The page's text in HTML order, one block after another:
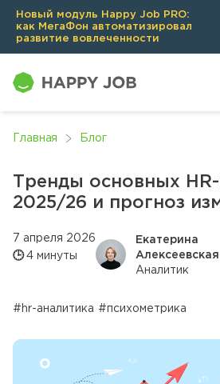
Новый модуль Happy Job PRO:
как МегаФон автоматизировал
развитие вовлеченности
Главная Блог
Тренды основных
2025/26 и прогноз
7 апреля 2026
🕒 4 минуты
Екатерина
Алексеевская
Аналитик
#hr-аналитика #психометрика